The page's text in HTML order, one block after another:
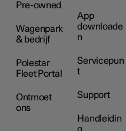
Pre-owned
Wagenpark
& bedrijf
Polestar
Fleet Portal
Ontmoet
ons
App
downloade
n
Servicepun
t
Support
Handleidin